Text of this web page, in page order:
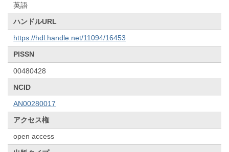
英語
ハンドルURL
https://hdl.handle.net/11094/16453
PISSN
00480428
NCID
AN00280017
アクセス権
open access